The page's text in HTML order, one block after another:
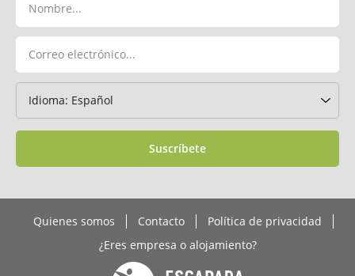
Suscríbete
Quienes somos Contacto
Política de privacidad
¿Eres empresa o alojamiento?